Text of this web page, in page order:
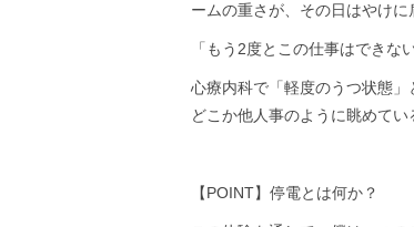
ームの重さが、その日はやけに
「もう2度とこの仕事はできな
心療内科で「軽度のうつ状態」
どこか他人事のように眺めてい
【POINT】停電とは何か？